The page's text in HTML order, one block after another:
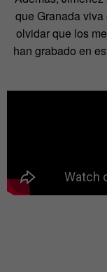
que Granada
olvidar que los
han grabado en